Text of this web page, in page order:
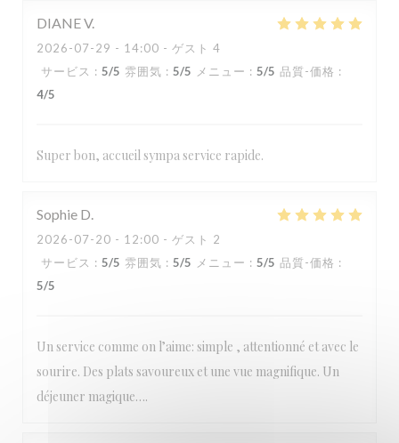
DIANEV
2026-07-29 - 14:00 - ゲスト 4
サービス : 5/5 雰囲気 : 5/5 メニュー : 5/5 品質-価格 :
4/5
Super bon, accueil sympa service rapide.
Sophie D
2026-07-20 - 12:00 - ゲスト 2
サービス : 5/5 雰囲気 : 5/5 メニュー : 5/5 品質-価格 :
5/5
Un service comme on l’aime: simple , attentionné et avec le
sourire. Des plats savoureux et une vue magnifique. Un
déjeuner magique….